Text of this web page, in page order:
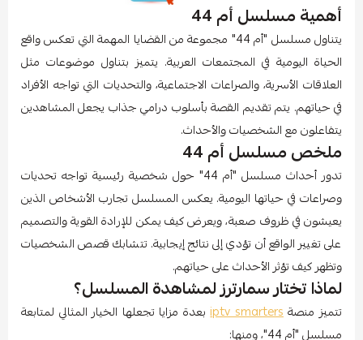
أهمية مسلسل أم 44
يتناول مسلسل "أم 44" مجموعة من القضايا المهمة التي تعكس واقع
الحياة اليومية في المجتمعات العربية. يتميز بتناول موضوعات مثل
العلاقات الأسرية، والصراعات الاجتماعية، والتحديات التي تواجه الأفراد
في حياتهم. يتم تقديم القصة بأسلوب درامي جذاب يجعل المشاهدين
يتفاعلون مع الشخصيات والأحداث.
ملخص مسلسل أم 44
تدور أحداث مسلسل "أم 44" حول شخصية رئيسية تواجه تحديات
وصراعات في حياتها اليومية. يعكس المسلسل تجارب الأشخاص الذين
يعيشون في ظروف صعبة، ويعرض كيف يمكن للإرادة القوية والتصميم
على تغيير الواقع أن تؤدي إلى نتائج إيجابية. تتشابك قصص الشخصيات
وتظهر كيف تؤثر الأحداث على حياتهم.
لماذا تختار سمارترز لمشاهدة المسلسل؟
تتميز منصةiptv smartersبعدة مزايا تجعلها الخيار المثالي لمتابعة
مسلسل "أم 44"، ومنها: